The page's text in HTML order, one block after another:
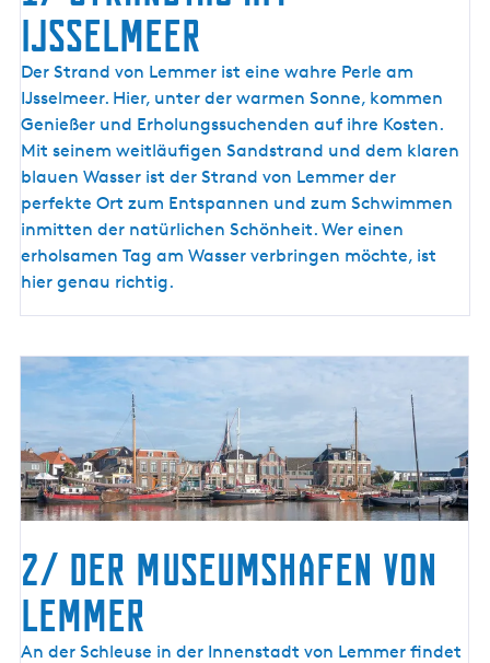
IJsselmeer
Der Strand von Lemmer ist eine wahre Perle am
IJsselmeer. Hier, unter der warmen Sonne, kommen
Genießer und Erholungssuchenden auf ihre Kosten.
Mit seinem weitläufigen Sandstrand und dem klaren
blauen Wasser ist der Strand von Lemmer der
perfekte Ort zum Entspannen und zum Schwimmen
inmitten der natürlichen Schönheit. Wer einen
erholsamen Tag am Wasser verbringen möchte, ist
hier genau richtig.
2/ Der Museumshafen von
Lemmer
An der Schleuse in der Innenstadt von Lemmer findet